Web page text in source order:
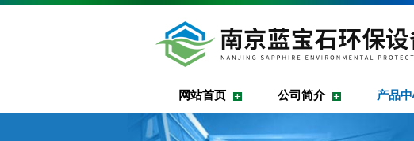
网站首页 公司简介 产品